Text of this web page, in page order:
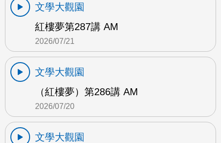
文學大觀園
紅樓夢第287講 AM
2026/07/21
文學大觀園
（紅樓夢）第286講 AM
2026/07/20
文學大觀園